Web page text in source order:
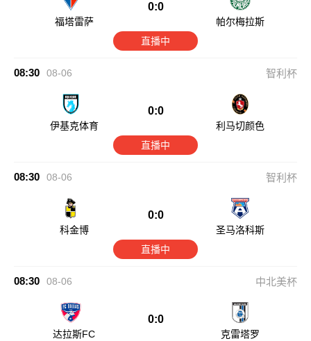
福塔雷萨
0:0
帕尔梅拉斯
直播中
08:30 08-06 智利杯
伊基克体育
0:0
利马切颜色
直播中
08:30 08-06 智利杯
科金博
0:0
圣马洛科斯
直播中
08:30 08-06 中北美杯
达拉斯FC
0:0
克雷塔罗